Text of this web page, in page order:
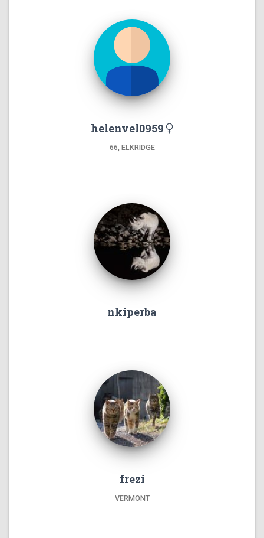
helenvel0959
66, ELKRIDGE
nkiperba
frezi
VERMONT